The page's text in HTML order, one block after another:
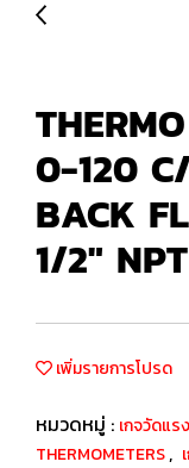
0-120
BACK
1/2"
เพิ่มรายการโปรด
หมวดหมู่ : เกจวัดแ
THERMOMETERS,